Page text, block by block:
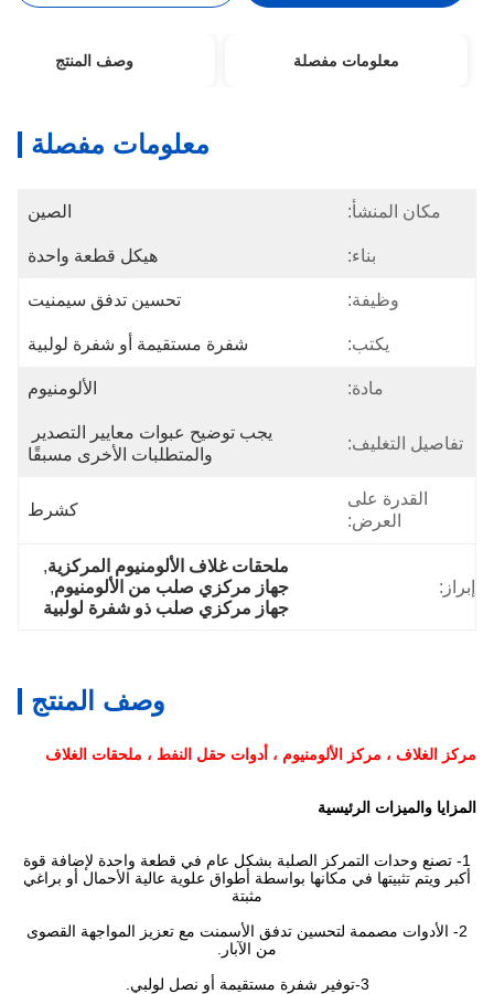
معلومات مفصلة وصف المنتج
معلومات مفصلة
مكان المنشأ: الصين
بناء: هيكل قطعة واحدة
وظيفة: تحسين تدفق سيمنيت
يكتب: شفرة مستقيمة أو شفرة لولبية
مادة: الألومنيوم
تفاصيل التغليف:
يجب توضيح عبوات معايير التصدير
والمتطلبات الأخرى مسبقًا
القدرة على
العرض:
كشرط
إبراز:
ملحقات غلاف الألومنيوم المركزية,
جهاز مركزي صلب من الألومنيوم,
جهاز مركزي صلب ذو شفرة لولبية
وصف المنتج
مركز الغلاف ، مركز الألومنيوم ، أدوات حقل النفط ، ملحقات الغلاف
المزايا والميزات الرئيسية
1- تصنع وحدات التمركز الصلبة بشكل عام في قطعة واحدة لإضافة قوة
أكبر ويتم تثبيتها في مكانها بواسطة أطواق علوية عالية الأحمال أو براغي
مثبتة
2- الأدوات مصممة لتحسين تدفق الأسمنت مع تعزيز المواجهة القصوى
من الآبار.
3-توفير شفرة مستقيمة أو نصل لولبي.